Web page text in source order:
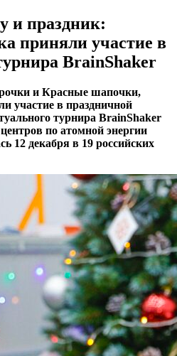
и праздник:
приняли участие в
BrainShaker
и Красные шапочки,
участие в праздничной
турнира BrainShaker
по атомной энергии
12 декабря в 19 российских